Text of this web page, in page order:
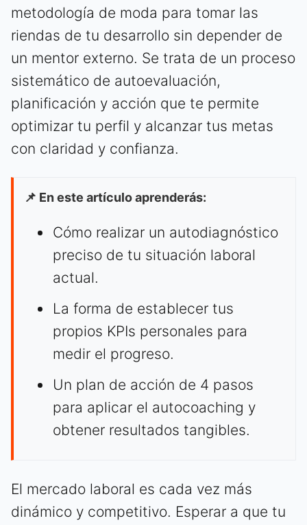
metodología de moda para tomar las
riendas de tu desarrollo sin depender de
un mentor externo. Se trata de un proceso
sistemático de autoevaluación,
planificación y acción que te permite
optimizar tu perfil y alcanzar tus metas
con claridad y confianza.
📌 En este artículo aprenderás:
Cómo realizar un autodiagnóstico
preciso de tu situación laboral
actual.
La forma de establecer tus
propios KPIs personales para
medir el progreso.
Un plan de acción de 4 pasos
para aplicar el autocoaching y
obtener resultados tangibles.
El mercado laboral es cada vez más
dinámico y competitivo. Esperar a que tu